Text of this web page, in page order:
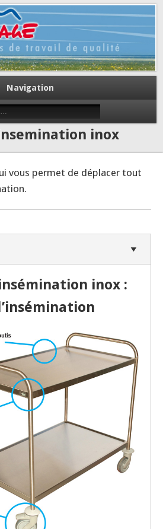
Navigation
inox
vous permet de déplacer tout
inox :